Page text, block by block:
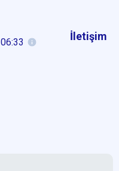
06:33 İletişim